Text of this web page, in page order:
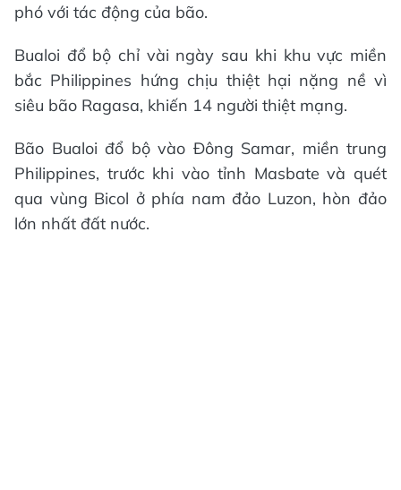
phó với tác động của bão.
Bualoi đổ bộ chỉ vài ngày sau khi khu vực miền
bắc Philippines hứng chịu thiệt hại nặng nề vì
siêu bão Ragasa, khiến 14 người thiệt mạng.
Bão Bualoi đổ bộ vào Đông Samar, miền trung
Philippines, trước khi vào tỉnh Masbate và quét
qua vùng Bicol ở phía nam đảo Luzon, hòn đảo
lớn nhất đất nước.